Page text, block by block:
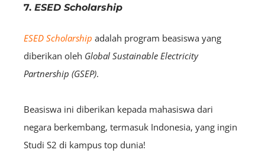
7. ESED Scholarship
ESED Scholarship adalah program beasiswa yang
diberikan oleh Global Sustainable Electricity
Partnership (GSEP).
Beasiswa ini diberikan kepada mahasiswa dari
negara berkembang, termasuk Indonesia, yang ingin
Studi S2 di kampus top dunia!